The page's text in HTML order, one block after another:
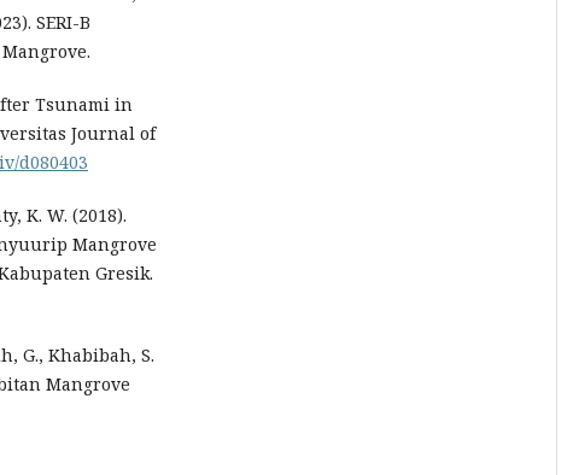
SERI-B
Tsunami in
Journal of
d080403
K. W. (2018).
Mangrove
Gresik.
G., Khabibah, S.
Mangrove